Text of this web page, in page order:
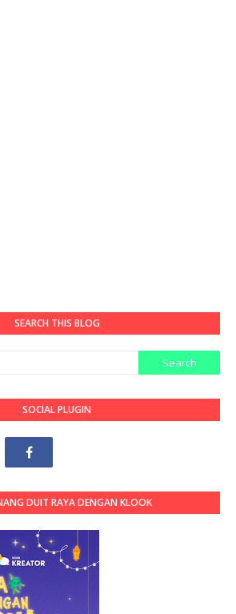
SEARCH THIS BLOG
SOCIAL PLUGIN
DUIT RAYA DENGAN KLOOK